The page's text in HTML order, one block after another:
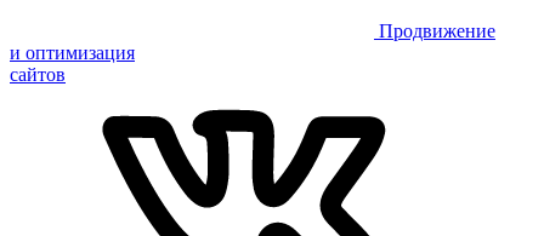
Продвижение
и оптимизация
сайтов